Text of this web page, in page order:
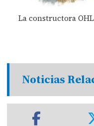
La constructora
Noticias